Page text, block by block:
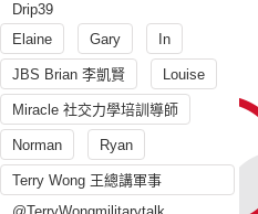
Drip39
Elaine
Gary In
JBS Brian 李凱賢 Louise
Miracle 社交力學培訓導師
Norman Ryan
Terry Wong 王總講軍事